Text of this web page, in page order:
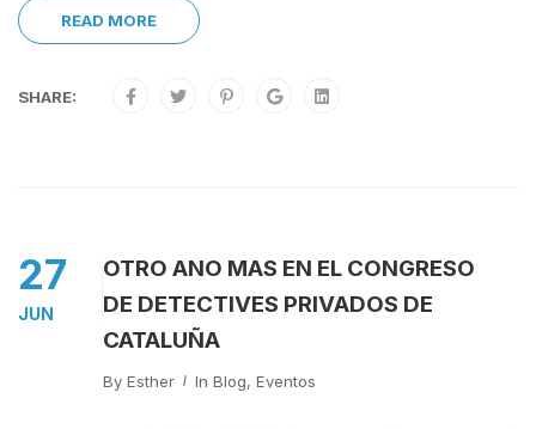
READ MORE
SHARE:
27
JUN
OTRO AÑO MAS EN EL CONGRESO
DE DETECTIVES PRIVADOS DE
CATALUÑA
By Esther In Blog, Eventos